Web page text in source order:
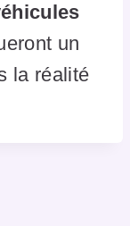
un
la réalité